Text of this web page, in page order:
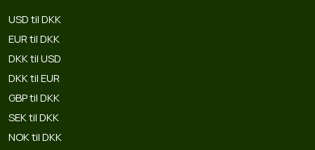
USD til DKK
EUR til DKK
DKK til USD
DKK til EUR
GBP til DKK
SEK til DKK
NOK til DKK